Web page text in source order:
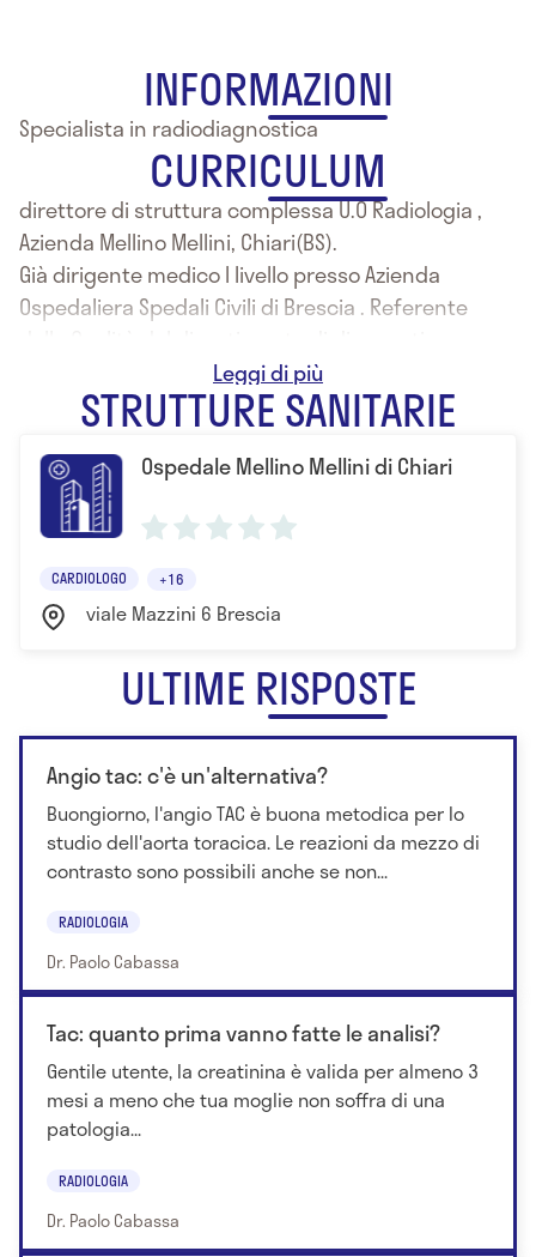
INFORMAZIONI
Specialista in radiodiagnostica
CURRICULUM
direttore di struttura complessa U.O Radiologia ,
Azienda Mellino Mellini, Chiari(BS).
Già dirigente medico I livello presso Azienda
Ospedaliera Spedali Civili di Brescia . Referente
immagini dell’Azienda Spedali Civili di Brescia.
STRUTTURE SANITARIE
Ospedale Mellino Mellini di Chiari
CARDIOLOGO +16
viale Mazzini 6 Brescia
ULTIME RISPOSTE
Angio tac: c'è un'alternativa?
Buongiorno, l'angio TAC è buona metodica per lo
studio dell'aorta toracica. Le reazioni da mezzo di
contrasto sono possibili anche se non...
RADIOLOGIA
Dr. Paolo Cabassa
Tac: quanto prima vanno fatte le analisi?
Gentile utente, la creatinina è valida per almeno 3
mesi a meno che tua moglie non soffra di una
patologia...
RADIOLOGIA
Dr. Paolo Cabassa